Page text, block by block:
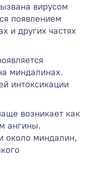
вирусом
появлением
и других частях
миндалинах.
интоксикации
возникает как
ангины.
около миндалин,